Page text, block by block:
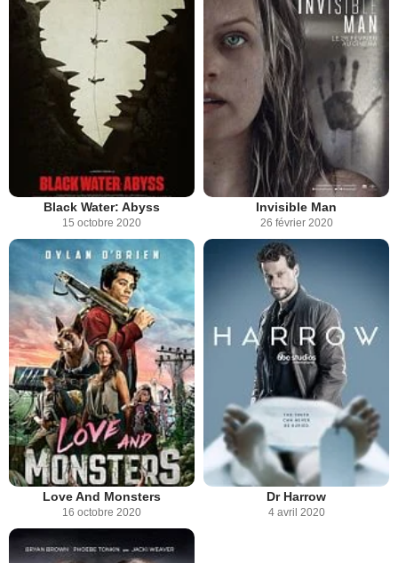
Black Water: Abyss
15 octobre 2020
Invisible Man
26 février 2020
Love And Monsters
16 octobre 2020
Dr Harrow
4 avril 2020